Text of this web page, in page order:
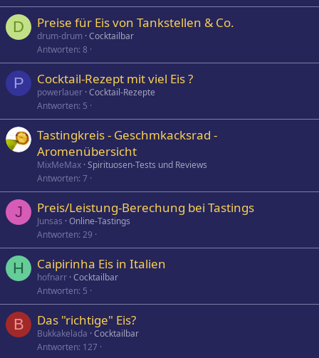
D Preise für Eis von Tankstellen & Co.
drum-drum Cocktailbar
Antworten 8
P Cocktail-Rezept mit viel Eis ?
powerlauer Cocktail-Rezepte
Antworten 5
Tastingkreis - Geschmkacksrad -
Aromenübersicht
MixMeMax Spirituosen-Tests und Reviews
Antworten 7
J Preis/Leistung-Berechung bei Tastings
Junsas Online-Tastings
Antworten 29
H Caipirinha Eis in Italien
hofnarr Cocktailbar
Antworten 5
B Das "richtige" Eis?
Bukkakelada Cocktailbar
Antworten 127